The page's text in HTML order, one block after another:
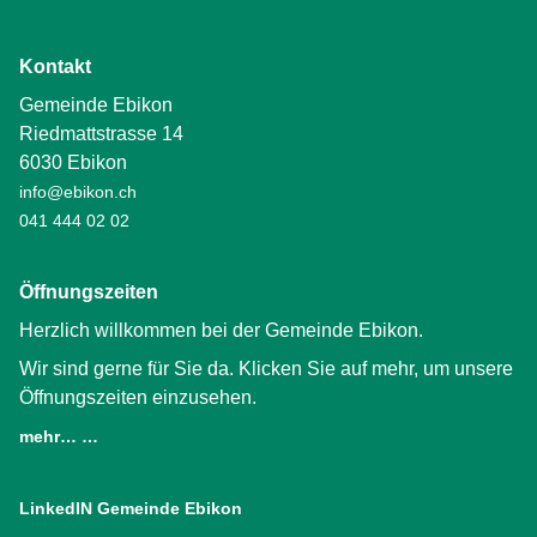
Kontakt
Gemeinde Ebikon
Riedmattstrasse 14
6030 Ebikon
info@ebikon.ch
041 444 02 02
Öffnungszeiten
Herzlich willkommen bei der Gemeinde Ebikon.
Wir sind gerne für Sie da. Klicken Sie auf mehr, um unsere
Öffnungszeiten einzusehen.
mehr… …
LinkedIN Gemeinde Ebikon